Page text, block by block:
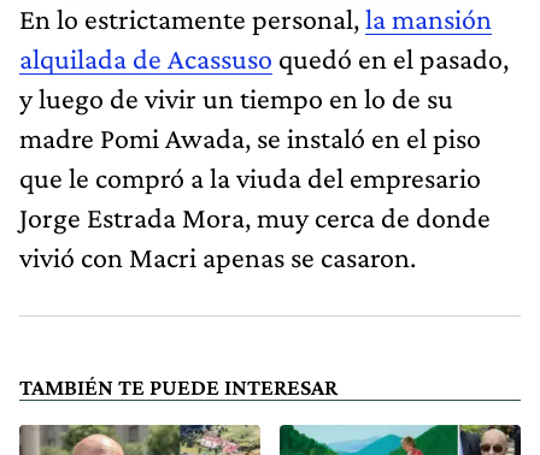
En lo estrictamente personal,la mansión
alquilada de Acassuso quedó en el pasado,
y luego de vivir un tiempo en lo de su
madre Pomi Awada, se instaló en el piso
que le compró a la viuda del empresario
Jorge Estrada Mora, muy cerca de donde
vivió con Macri apenas se casaron.
TAMBIÉN TE PUEDE INTERESAR